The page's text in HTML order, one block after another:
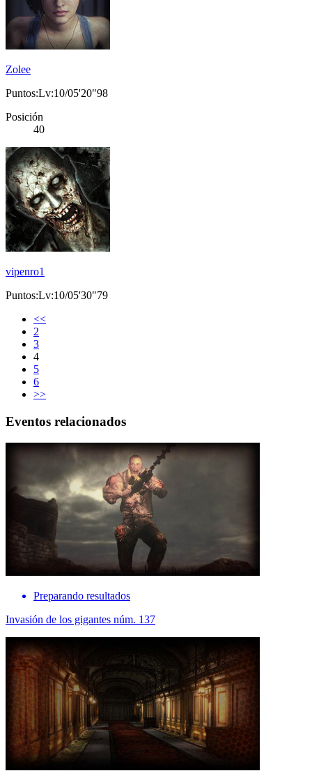
Zolee
Puntos:Lv:10/05'20"98
Posición
40
vipenro1
Puntos:Lv:10/05'30"79
<<
2
3
4
5
6
>>
Eventos relacionados
Preparando resultados
Invasión de los gigantes núm. 137